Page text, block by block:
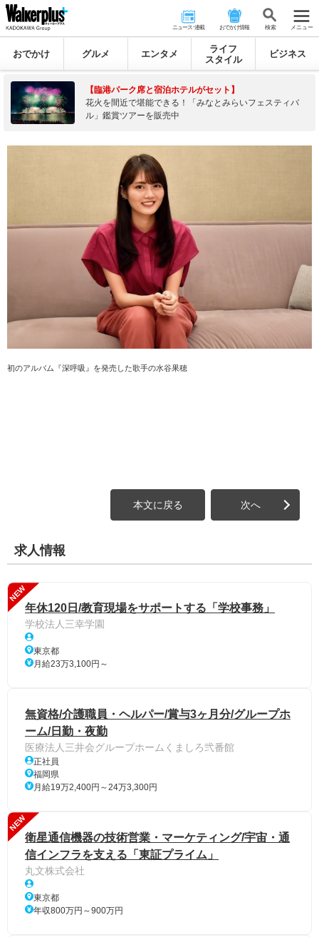
ニュース･連載 おでかけ情報 検 索 メニュー
おでかけ グルメ エンタメ
ライフ
スタイル
ビジネス
【臨港パーク席と宿泊ホテルがセット】
花火を間近で堪能できる！「みなとみらいフェスティバ
ル」鑑賞ツアーを販売中
初のアルバム『深呼吸』を発売した歌手の水谷果穂
本文に戻る 次へ
求人情報
NEW
年休120日/教育現場をサポートする「学校事務」
学校法人三幸学園
東京都
月給23万3,100円～
無資格/介護職員・ヘルパー/賞与3ヶ月分/グループホ
ーム/日勤・夜勤
医療法人三井会グループホームくましろ弐番館
正社員
福岡県
月給19万2,400円～24万3,300円
NEW
衛星通信機器の技術営業・マーケティング/宇宙・通
信インフラを支える「東証プライム」
丸文株式会社
東京都
年収800万円～900万円